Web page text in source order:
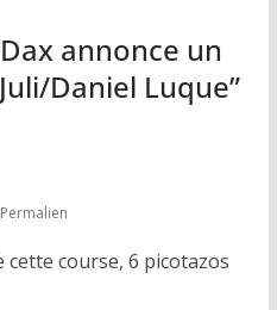
Dax annonce un
Daniel Luque”
Permalien
course, 6 picotazos